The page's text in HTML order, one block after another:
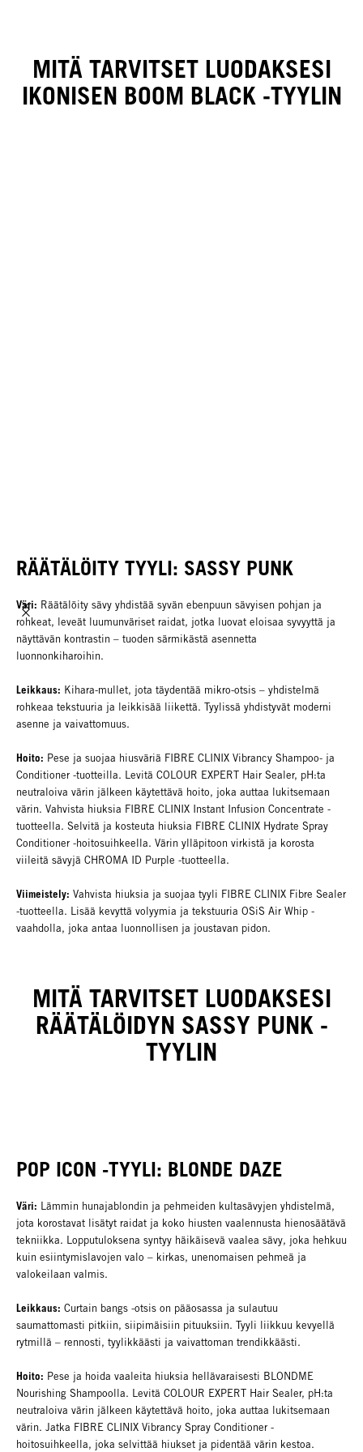
MITÄ TARVITSET LUODAKSESI
IKONISEN BOOM BLACK -TYYLIN
RÄÄTÄLÖITY TYYLI: SASSY PUNK
Väri: Räätälöity sävy yhdistää syvän ebenpuun sävyisen pohjan ja
rohkeat, leveät luumunväriset raidat, jotka luovat eloisaa syvyyttä ja
näyttävän kontrastin – tuoden särmikästä asennetta
luonnonkiharoihin.
Leikkaus: Kihara-mullet, jota täydentää mikro-otsis – yhdistelmä
rohkeaa tekstuuria ja leikkisää liikettä. Tyylissä yhdistyvät moderni
asenne ja vaivattomuus.
Hoito: Pese ja suojaa hiusväriä FIBRE CLINIX Vibrancy Shampoo- ja
Conditioner -tuotteilla. Levitä COLOUR EXPERT Hair Sealer, pH:ta
neutraloiva värin jälkeen käytettävä hoito, joka auttaa lukitsemaan
värin. Vahvista hiuksia FIBRE CLINIX Instant Infusion Concentrate -
tuotteella. Selvitä ja kosteuta hiuksia FIBRE CLINIX Hydrate Spray
Conditioner -hoitosuihkeella. Värin ylläpitoon virkistä ja korosta
viileitä sävyjä CHROMA ID Purple -tuotteella.
Viimeistely: Vahvista hiuksia ja suojaa tyyli FIBRE CLINIX Fibre Sealer
-tuotteella. Lisää kevyttä volyymia ja tekstuuria OSiS Air Whip -
vaahdolla, joka antaa luonnollisen ja joustavan pidon.
MITÄ TARVITSET LUODAKSESI
RÄÄTÄLÖIDYN SASSY PUNK -
TYYLIN
POP ICON -TYYLI: BLONDE DAZE
Väri: Lämmin hunajablondin ja pehmeiden kultasävyjen yhdistelmä,
jota korostavat lisätyt raidat ja koko hiusten vaalennusta hienosäätävä
tekniikka. Lopputuloksena syntyy häikäisevä vaalea sävy, joka hehkuu
kuin esiintymislavojen valo – kirkas, unenomaisen pehmeä ja
valokeilaan valmis.
Leikkaus: Curtain bangs -otsis on pääosassa ja sulautuu
saumattomasti pitkiin, siipimäisiin pituuksiin. Tyyli liikkuu kevyellä
rytmillä – rennosti, tyylikkäästi ja vaivattoman trendikkäästi.
Hoito: Pese ja hoida vaaleita hiuksia hellävaraisesti BLONDME
Nourishing Shampoolla. Levitä COLOUR EXPERT Hair Sealer, pH:ta
neutraloiva värin jälkeen käytettävä hoito, joka auttaa lukitsemaan
värin. Jatka FIBRE CLINIX Vibrancy Spray Conditioner -
hoitosuihkeella, joka selvittää hiukset ja pidentää värin kestoa.